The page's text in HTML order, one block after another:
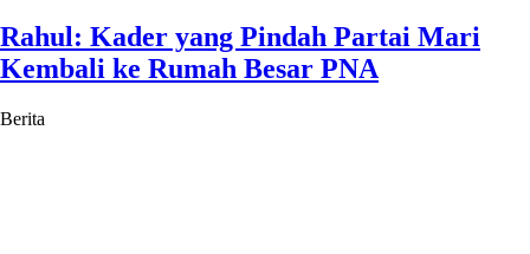
Rahul: Kader yang Pindah Partai Mari
Kembali ke Rumah Besar PNA
Berita